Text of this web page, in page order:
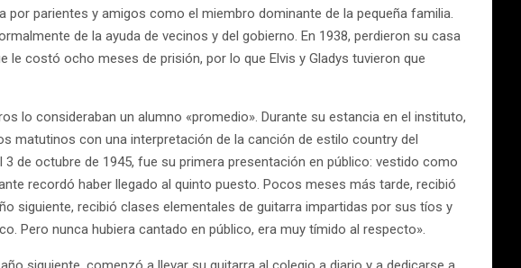
parientes y amigos como el miembro dominante de la pequeña familia.
de la ayuda de vecinos y del gobierno. En 1938, perdieron su casa
costó ocho meses de prisión, por lo que Elvis y Gladys tuvieron que
lo consideraban un alumno «promedio». Durante su estancia en el instituto,
matutinos con una interpretación de la canción de estilo country del
de octubre de 1945, fue su primera presentación en público: vestido como
recordó haber llegado al quinto puesto. Pocos meses más tarde, recibió
siguiente, recibió clases elementales de guitarra impartidas por sus tíos y
Pero nunca hubiera cantado en público, era muy tímido al respecto».